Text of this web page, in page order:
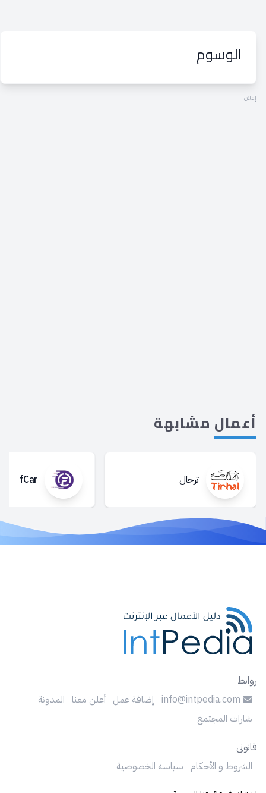
الوسوم
إعلان
أعمال مشابهة
ترحال fCar
روابط
إضافة عمل أعلن معنا المدونة
شارات المجتمع
قانوني
الشروط و الأحكام سياسة الخصوصية